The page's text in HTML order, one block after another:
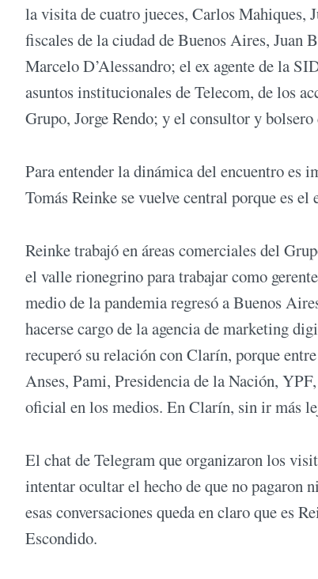
la visita de cuatro jueces, Carlos
fiscales de la ciudad de Buenos Aires,
Marcelo D’Alessandro; el ex agente de la
asuntos institucionales de Telecom, de los
Grupo, Jorge Rendo; y el consultor y
Para entender la dinámica del encuentro es
Tomás Reinke se vuelve central porque es
Reinke trabajó en áreas comerciales del
el valle rionegrino para trabajar como
medio de la pandemia regresó a Buenos
hacerse cargo de la agencia de marketing
recuperó su relación con Clarín, porque
Anses, Pami, Presidencia de la Nación,
oficial en los medios. En Clarín, sin ir más
El chat de Telegram que organizaron los
intentar ocultar el hecho de que no pagaron
esas conversaciones queda en claro que es
Escondido.